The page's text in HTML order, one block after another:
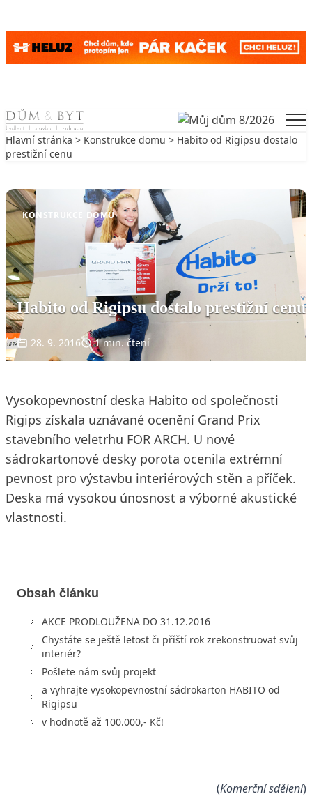
Skip to content
Hlavní stránka > Konstrukce domu > Habito od Rigipsu dostalo
prestižní cenu
KONSTRUKCE DOMU
Habito od Rigipsu dostalo prestižní cenu
28. 9. 2016 1 min. čtení
Vysokopevnostní deska Habito od společnosti
Rigips získala uznávané ocenění Grand Prix
stavebního veletrhu FOR ARCH. U nové
sádrokartonové desky porota ocenila extrémní
pevnost pro výstavbu interiérových stěn a příček.
Deska má vysokou únosnost a výborné akustické
vlastnosti.
Obsah článku
AKCE PRODLOUŽENA DO 31.12.2016
Chystáte se ještě letost či příští rok zrekonstruovat svůj
interiér?
Pošlete nám svůj projekt
a vyhrajte vysokopevnostní sádrokarton HABITO od
Rigipsu
v hodnotě až 100.000,- Kč!
(Komerční sdělení)